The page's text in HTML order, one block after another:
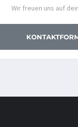
Wir freuen uns auf